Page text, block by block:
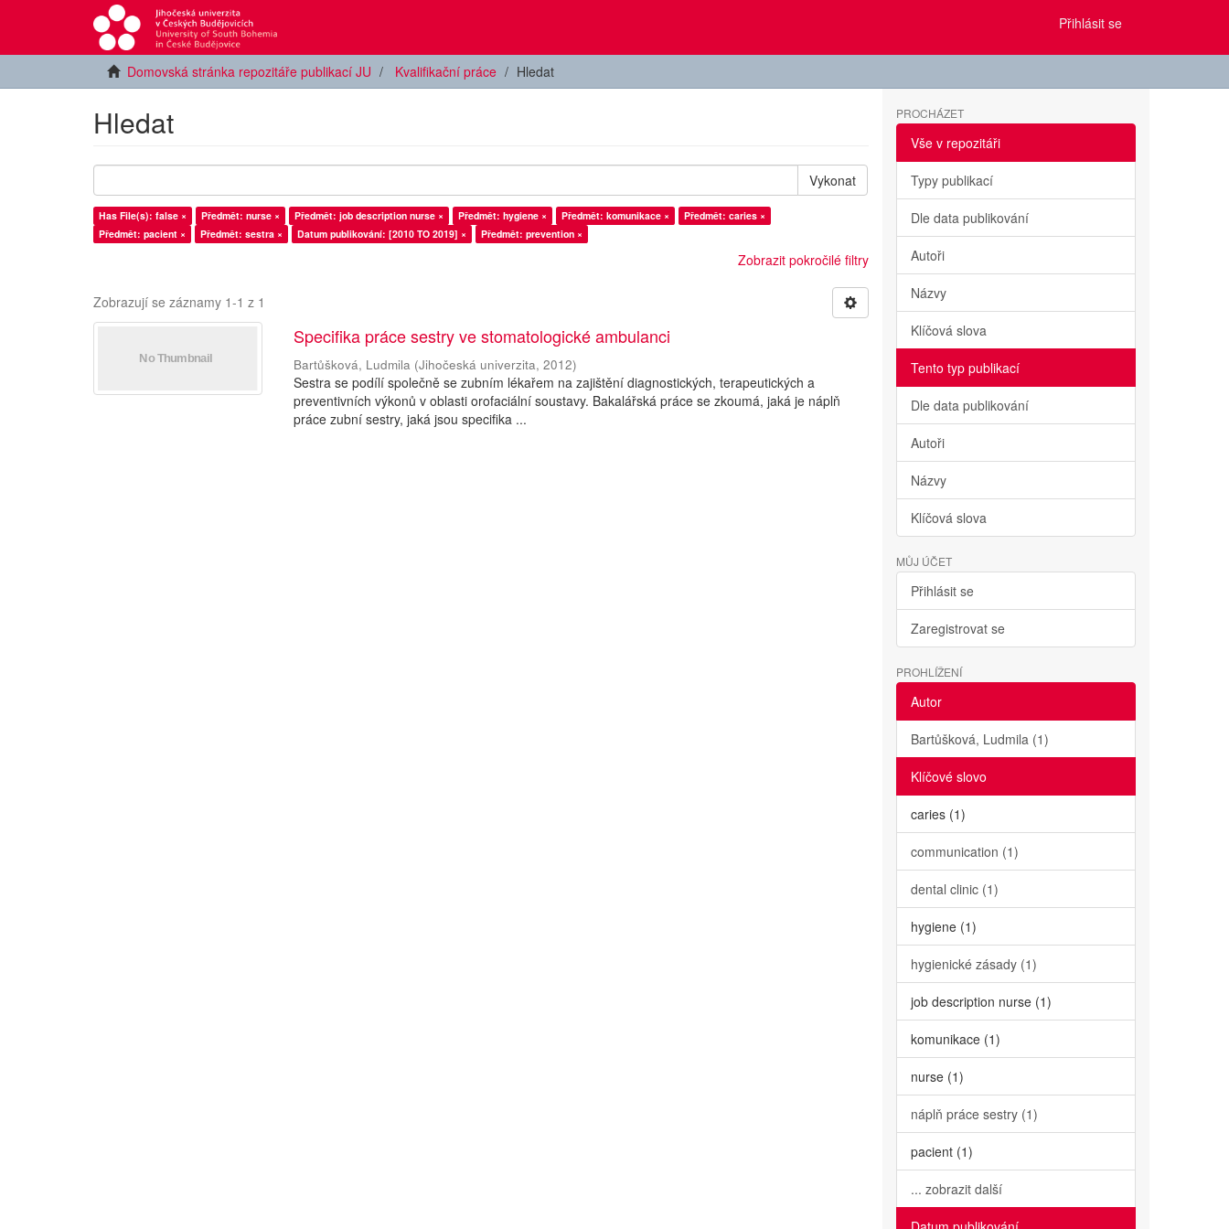
Přihlásit se
Domovská stránka repozitáře publikací JU Kvalifikační práce Hledat
Hledat
Vykonat
Has File(s): false × Předmět: nurse × Předmět: job description nurse × Předmět: hygiene × Předmět: komunikace ×
Předmět: caries ×
Předmět: pacient ×
Předmět: sestra × Datum publikování: [2010 TO 2019] × Předmět: prevention ×
Zobrazit pokročilé filtry
Zobrazují se záznamy 1-1 z 1
Specifika práce sestry ve stomatologické ambulanci
Bartůšková, Ludmila (Jihočeská univerzita,2012)
Sestra se podílí společně se zubním lékařem na zajištění diagnostických, terapeutických a
preventivních výkonů v oblasti orofaciální soustavy. Bakalářská práce se zkoumá, jaká je náplň
práce zubní sestry, jaká jsou specifika ...
PROCHÁZET
Vše v repozitáři
Typy publikací
Dle data publikování
Autoři
Názvy
Klíčová slova
Tento typ publikací
Dle data publikování
Autoři
Názvy
Klíčová slova
MŮJ ÚČET
Přihlásit se
Zaregistrovat se
PROHLÍŽENÍ
Autor
Bartůšková, Ludmila (1)
Klíčové slovo
caries (1)
communication (1)
dental clinic (1)
hygiene (1)
hygienické zásady (1)
job description nurse (1)
komunikace (1)
nurse (1)
náplň práce sestry (1)
pacient (1)
... zobrazit další